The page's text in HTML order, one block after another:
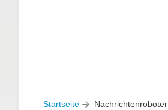
Startseite Nachrichtenroboter